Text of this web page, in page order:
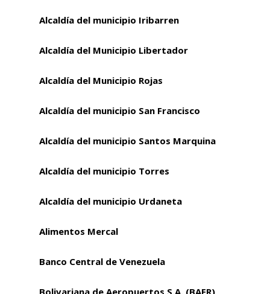
Alcaldía del municipio Iribarren
Alcaldía del Municipio Libertador
Alcaldía del Municipio Rojas
Alcaldía del municipio San Francisco
Alcaldía del municipio Santos Marquina
Alcaldía del municipio Torres
Alcaldía del municipio Urdaneta
Alimentos Mercal
Banco Central de Venezuela
Bolivariana de Aeropuertos S.A. (BAER)